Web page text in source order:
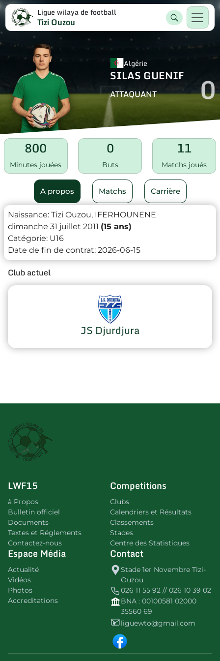
Ligue wilaya de football
Tizi Ouzou
Algérie
SILAS GUENIF
ATTAQUANT 0
800
Minutes jouées
0
Buts
11
Matchs joués
A propos Matchs Carrière
Naissance: Tizi Ouzou, IFERHOUNENE
dimanche 31 juillet 2011 (15 ans)
Catégorie: U16
Date de fin de contrat: 2026-06-15
Club actuel
JS Djurdjura
LWF15
à Propos
Bulletin officiel
Documents
Textes et Réglements
Contactez-nous
Competitions
Clubs
Calendriers et Résultats
Classements
Stades
Centre des Statistiques
Espace Média
Actualité
Vidéos
Photos
Accreditations
Contact
Stade 1er Novembre Tizi-
Ouzou
026 11 55 92 // 026 10 39 02
BNA : 00100581 02000
35560 69
liguewto@gmail.com